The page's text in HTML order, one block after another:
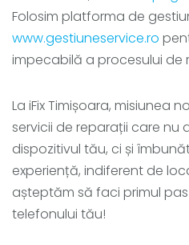
Folosim platforma de
www.gestiuneservice.ro
impecabilă a procesului de
La iFix Timișoara, misiunea
servicii de reparații care nu
dispozitivul tău, ci și
experiență, indiferent de
așteptăm să faci primul
telefonului tău!